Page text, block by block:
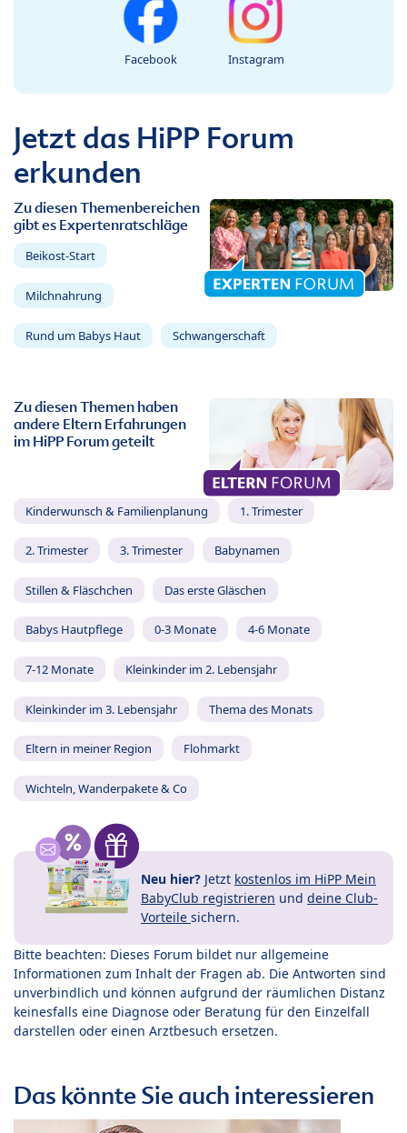
Facebook Instagram
Jetzt das HiPP Forum
erkunden
Zu diesen Themenbereichen
gibt es Expertenratschläge
Beikost-Start
Milchnahrung
Rund um Babys Haut Schwangerschaft
Zu diesen Themen haben
andere Eltern Erfahrungen
im HiPP Forum geteilt
Kinderwunsch & Familienplanung 1. Trimester
2. Trimester 3. Trimester Babynamen
Stillen & Fläschchen Das erste Gläschen
Babys Hautpflege 0-3 Monate 4-6 Monate
7-12 Monate Kleinkinder im 2. Lebensjahr
Kleinkinder im 3. Lebensjahr Thema des Monats
Eltern in meiner Region Flohmarkt
Wichteln, Wanderpakete & Co
Neu hier? Jetzt kostenlos im HiPP Mein
BabyClub registrieren und deine Club-
Vorteile sichern.
Bitte beachten: Dieses Forum bildet nur allgemeine
Informationen zum Inhalt der Fragen ab. Die Antworten sind
unverbindlich und können aufgrund der räumlichen Distanz
keinesfalls eine Diagnose oder Beratung für den Einzelfall
darstellen oder einen Arztbesuch ersetzen.
Das könnte Sie auch interessieren